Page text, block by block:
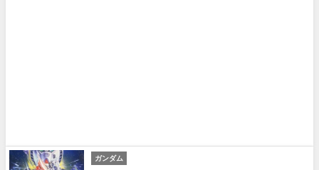
ガンダム